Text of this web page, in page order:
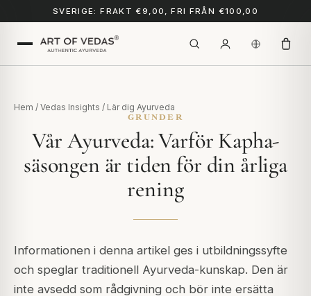
SVERIGE: FRAKT €9,00, FRI FRÅN €100,00
Hem / Vedas Insights / Lär dig Ayurveda
GRUNDER
Vår Ayurveda: Varför Kapha-
säsongen är tiden för din årliga
rening
Informationen i denna artikel ges i utbildningssyfte
och speglar traditionell Ayurveda-kunskap. Den är
inte avsedd som rådgivning och bör inte ersätta